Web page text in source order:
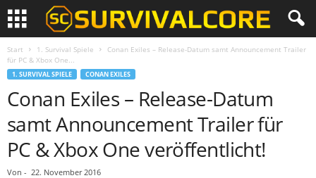
Start 1. Survival Spiele
Conan Exiles – Release-Datum samt Announcement Trailer
für PC & Xbox One...
1. SURVIVAL SPIELE CONAN EXILES
Conan Exiles – Release-Datum
samt Announcement Trailer für
PC & Xbox One veröffentlicht!
Von - 22. November 2016